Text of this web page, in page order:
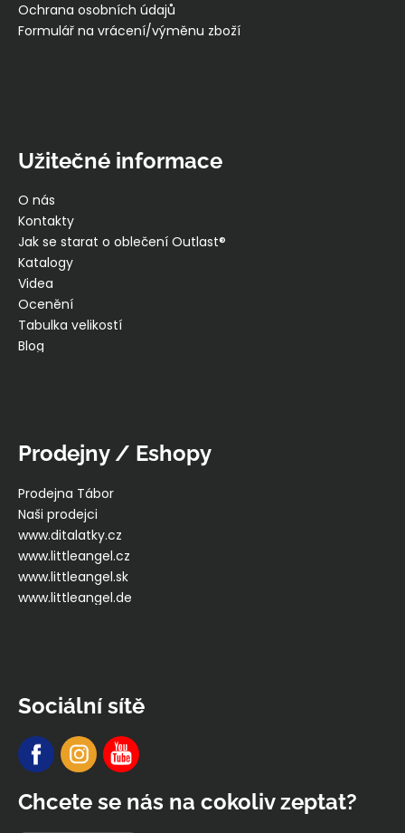
Ochrana osobních údajů
Formulář na vrácení/výměnu zboží
Užitečné informace
O nás
Kontakty
Jak se starat o oblečení Outlast®
Katalogy
Videa
Ocenění
Tabulka velikostí
Blog
Prodejny / Eshopy
Prodejna Tábor
Naši prodejci
www.ditalatky.cz
www.littleangel.cz
www.littleangel.sk
www.littleangel.de
Sociální sítě
Chcete se nás na cokoliv zeptat?